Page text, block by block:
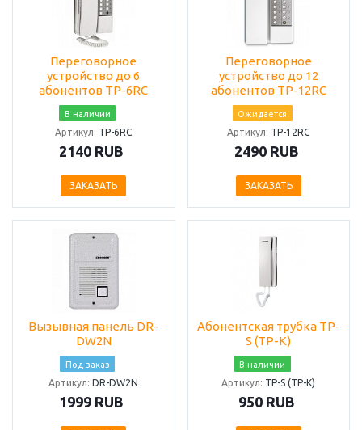
Переговорное
устройство до 6
абонентов TP-6RC
В наличии
Артикул: TP-6RC
2140 RUB
ЗАКАЗАТЬ
Переговорное
устройство до 12
абонентов TP-12RC
Ожидается
Артикул: TP-12RC
2490 RUB
ЗАКАЗАТЬ
Вызывная панель DR-
DW2N
Под заказ
Артикул: DR-DW2N
1999 RUB
Абонентская трубка TP-
S (TP-K)
В наличии
Артикул: TP-S (TP-K)
950 RUB